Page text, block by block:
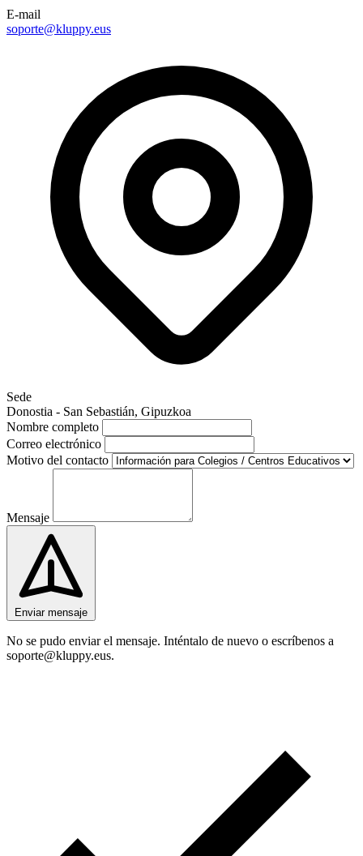
E-mail
soporte@kluppy.eus
Sede
Donostia - San Sebastián, Gipuzkoa
Nombre completo
Correo electrónico
Motivo del contacto
Mensaje
Enviar mensaje
No se pudo enviar el mensaje. Inténtalo de nuevo o escríbenos a
soporte@kluppy.eus.